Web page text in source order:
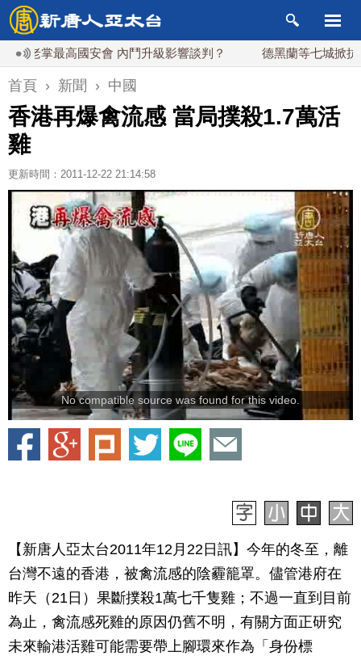
最高國安會 內鬥升級影響談判？ 德黑蘭等七城掀抗議 聚
首頁 › 新聞 › 中國
香港再爆禽流感 當局撲殺1.7萬活
雞
更新時間：2011-12-22 21:14:58
No compatible source was found for this video.
【新唐人亞太台2011年12月22日訊】今年的冬至，離
台灣不遠的香港，被禽流感的陰霾籠罩。儘管港府在
昨天（21日）果斷撲殺1萬七千隻雞；不過一直到目前
為止，禽流感死雞的原因仍舊不明，有關方面正研究
未來輸港活雞可能需要帶上腳環來作為「身份標